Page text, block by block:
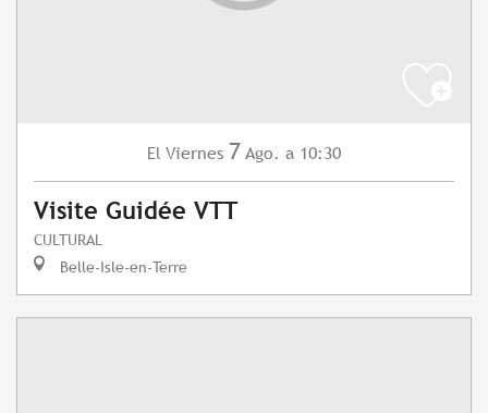
El Viernes 7 Ago. a 10:30
Visite Guidée VTT
CULTURAL
Belle-Isle-en-Terre